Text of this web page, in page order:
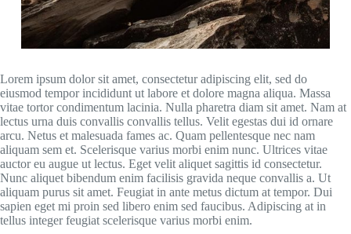
Lorem ipsum dolor sit amet, consectetur adipiscing elit, sed do
eiusmod tempor incididunt ut labore et dolore magna aliqua. Massa
vitae tortor condimentum lacinia. Nulla pharetra diam sit amet. Nam at
lectus urna duis convallis convallis tellus. Velit egestas dui id ornare
arcu. Netus et malesuada fames ac. Quam pellentesque nec nam
aliquam sem et. Scelerisque varius morbi enim nunc. Ultrices vitae
auctor eu augue ut lectus. Eget velit aliquet sagittis id consectetur.
Nunc aliquet bibendum enim facilisis gravida neque convallis a. Ut
aliquam purus sit amet. Feugiat in ante metus dictum at tempor. Dui
sapien eget mi proin sed libero enim sed faucibus. Adipiscing at in
tellus integer feugiat scelerisque varius morbi enim.